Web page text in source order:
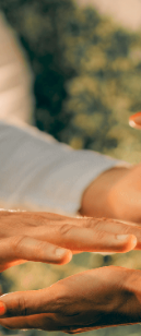
con la